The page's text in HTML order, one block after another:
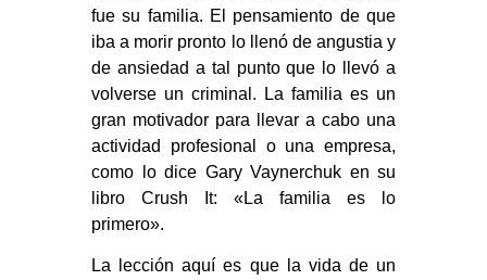
fue su familia. El pensamiento de que
iba a morir pronto lo llenó de angustia y
de ansiedad a tal punto que lo llevó a
volverse un criminal. La familia es un
gran motivador para llevar a cabo una
actividad profesional o una empresa,
como lo dice Gary Vaynerchuk en su
libro Crush It: «La familia es lo
primero».
La lección aquí es que la vida de un